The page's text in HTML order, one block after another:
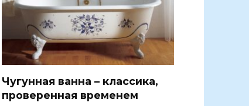
Чугунная ванна – классика,
проверенная временем